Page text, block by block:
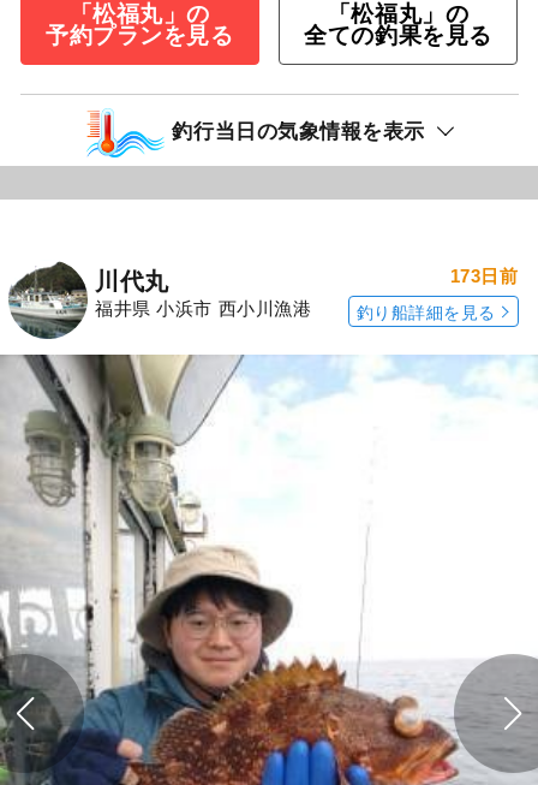
「松福丸」の
予約プランを見る
「松福丸」の
全ての釣果を見る
釣行当日の気象情報を表示
川代丸
福井県 小浜市 西小川漁港
173日前
釣り船詳細を見る